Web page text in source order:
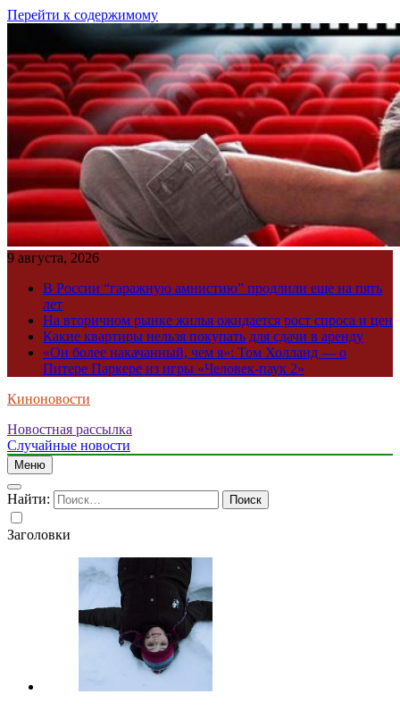
Перейти к содержимому
9 августа, 2026
В России “гаражную амнистию” продлили еще на пять
лет
На вторичном рынке жилья ожидается рост спроса и цен
Какие квартиры нельзя покупать для сдачи в аренду
«Он более накачанный, чем я»: Том Холланд — о
Питере Паркере из игры «Человек-паук 2»
Киноновости
Новостная рассылка
Случайные новости
Меню
Найти:
Заголовки